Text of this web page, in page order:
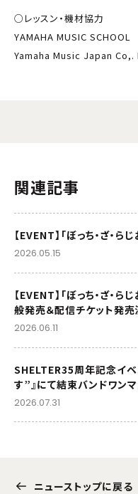
○レッスン・機材協力
YAMAHA MUSIC SCHOOL
Yamaha Music Japan Co,.
関連記事
【EVENT】「ぼっち・ざ・
2026.05.15
【EVENT】「ぼっち・ざ・
般発売＆配信チケット発売
2026.06.11
SHELTER35周年記念イ
す”』にて結束バンドワン
2026.07.31
ニューストップに戻る